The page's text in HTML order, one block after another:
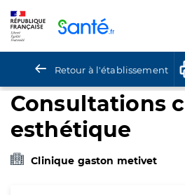
Retour à l'établissement
Consultations
esthétique
Clinique gaston metivet